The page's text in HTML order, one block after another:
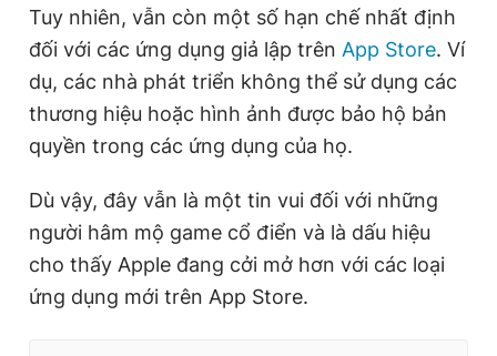
Tuy nhiên, vẫn còn một số hạn chế nhất định
đối với các ứng dụng giả lập trên App Store. Ví
dụ, các nhà phát triển không thể sử dụng các
thương hiệu hoặc hình ảnh được bảo hộ bản
quyền trong các ứng dụng của họ.
Dù vậy, đây vẫn là một tin vui đối với những
người hâm mộ game cổ điển và là dấu hiệu
cho thấy Apple đang cởi mở hơn với các loại
ứng dụng mới trên App Store.